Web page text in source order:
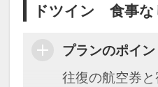
ドツイン 食事な
プランのポイン
往復の航空券